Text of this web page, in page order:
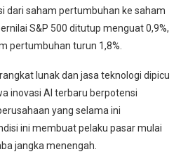
dari saham pertumbuhan ke saham
S&P 500 ditutup menguat 0,9%,
pertumbuhan turun 1,8%.
lunak dan jasa teknologi dipicu
inovasi AI terbaru berpotensi
yang selama ini
ini membuat pelaku pasar mulai
jangka menengah.